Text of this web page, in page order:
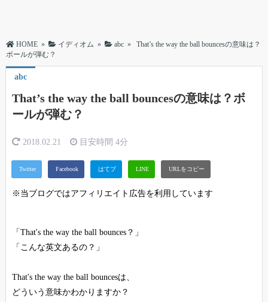
HOME » イディオム » abc »
That’s the way the ball bouncesの意味は？
ボールが弾む？
abc
That’s the way the ball bouncesの意味は？ボ
ールが弾む？
2018.02.21 目安時間 4分
※当ブログではアフィリエイト広告を利用しています
「That's the way the ball bounces？」
「こんな英文あるの？」
That's the way the ball bouncesは、
どういう意味かわかりますか？